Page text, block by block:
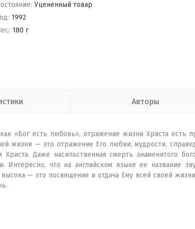
Уцененный товар
1992
180 г
Авторы
«Бог есть любовь», отражение жизни Христа
жизни — это отражение Его любви, мудрости,
Даже насильственная смерть знаменитого
что на английском языке ее название
— это посвящение и отдача Ему всей своей